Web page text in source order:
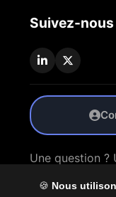
🍪 Nous
Suivez-nous
Une question ?